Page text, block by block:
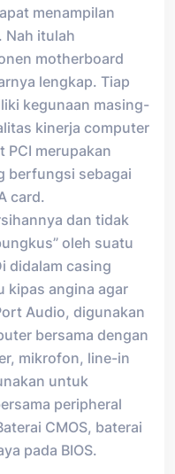
menampilan
Nah itulah
motherboard
lengkap. Tiap
kegunaan masing-
kinerja computer
PCI merupakan
berfungsi sebagai
card.
dan tidak
oleh suatu
didalam casing
kipas angina agar
Audio, digunakan
bersama dengan
mikrofon, line-in
untuk
peripheral
CMOS, baterai
pada BIOS.